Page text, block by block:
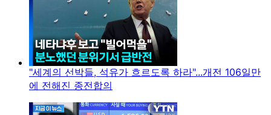
"세계의 선박들, 석유가 흐르도록 하라"...개전 106일만
에 전해진 종전합의